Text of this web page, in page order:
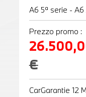
A6 5ª serie - A6
Prezzo promo :
€
CarGarantie 12